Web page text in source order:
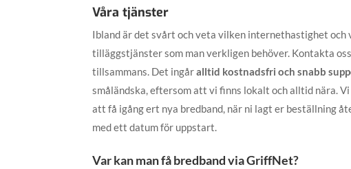
Våra tjänster
Ibland är det svårt och veta vilken internethastighet och
tilläggstjänster som man verkligen behöver. Kontakta
tillsammans. Det ingåralltid kostnadsfri och snabb
småländska, eftersom att vi finns lokalt och alltid nära. Vi
att få igång ert nya bredband, när ni lagt er beställning
med ett datum för uppstart.
Var kan man få bredband via GriffNet?